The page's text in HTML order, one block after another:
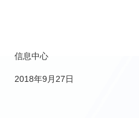
信息中心
2018年9月27日